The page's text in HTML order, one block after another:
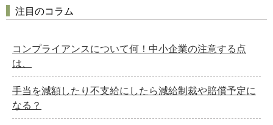
注目のコラム
コンプライアンスについて何！中小企業の注意する点
は、
手当を減額したり不支給にしたら減給制裁や賠償予定に
なる？